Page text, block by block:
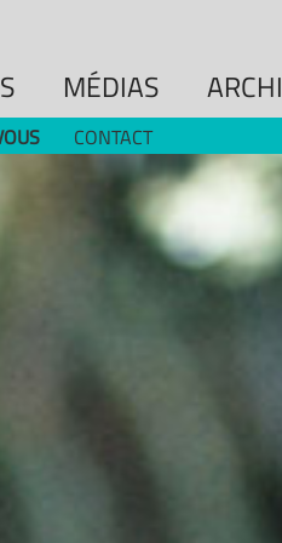
MÉDIAS
CONTACT